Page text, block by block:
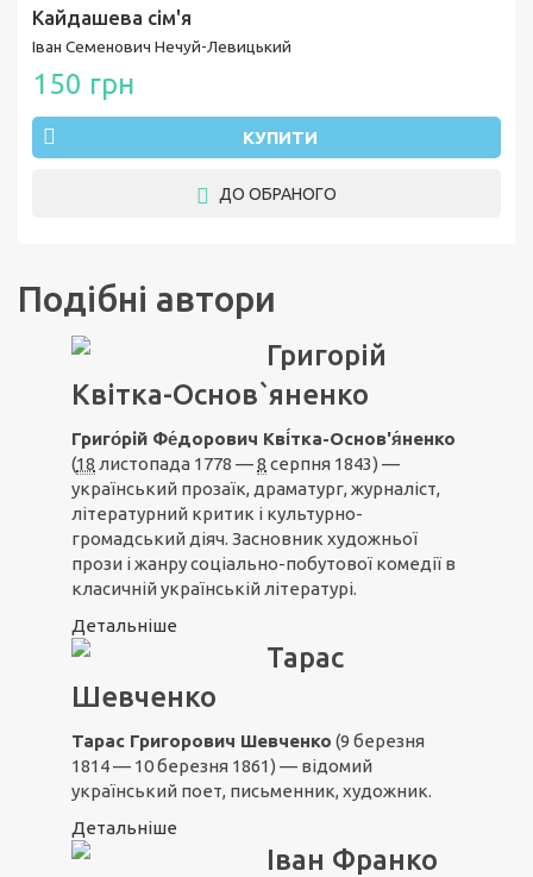
Кайдашева сім'я
Іван Семенович Нечуй-Левицький
150 грн
КУПИТИ
ДО ОБРАНОГО
Подібні автори
Григорій
Квітка-Основ`яненко
Григо́рій Фе́дорович Кві́тка-Основ'я́ненко
(18 листопада 1778 —8 серпня 1843) —
український прозаїк, драматург, журналіст,
літературний критик і культурно-
громадський діяч. Засновник художньої
прози і жанру соціально-побутової комедії в
класичній українській літературі.
Детальніше
Тарас
Шевченко
Тарас Григорович Шевченко (9 березня
1814 — 10 березня 1861) — відомий
український поет, письменник, художник.
Детальніше
Іван Франко